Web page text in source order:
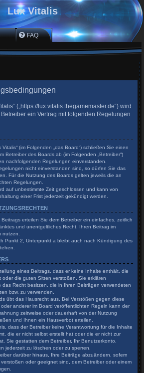
Lux Vitalis
FAQ
(„https://lux.vitalis.thegamemaster.de“) wird
ein Vertrag mit folgenden Regelungen
Vitalis“ (im Folgenden „das Board“) schließen Sie einen
Betreiber des Boards ab (im Folgenden „Betreiber“)
nachfolgenden Regelungen einverstanden.
nicht einverstanden sind, so dürfen Sie das
Für die Nutzung des Boards gelten jeweils die an
Regelungen.
auf unbestimmte Zeit geschlossen und kann von
einer Frist jederzeit gekündigt werden.
erteilen Sie dem Betreiber ein einfaches, zeitlich
und unentgeltliches Recht, Ihren Beitrag im
nutzen.
Punkt 2, Unterpunkt a bleibt auch nach Kündigung des
eines Beitrags, dass er keine Inhalte enthält, die
oder die guten Sitten verstoßen. Sie erklären
das Recht besitzen, die in Ihren Beiträgen verwendeten
bzw. zu verwenden.
übt das Hausrecht aus. Bei Verstößen gegen diese
anderer im Board veröffentlichten Regeln kann der
zeitweise oder dauerhaft von der Nutzung
und Ihnen ein Hausverbot erteilen.
dass der Betreiber keine Verantwortung für die Inhalte
die er nicht selbst erstellt hat oder die er nicht zur
Sie gestatten dem Betreiber, Ihr Benutzerkonto,
jederzeit zu löschen oder zu sperren.
darüber hinaus, Ihre Beiträge abzuändern, sofern
oder geeignet sind, dem Betreiber oder einem